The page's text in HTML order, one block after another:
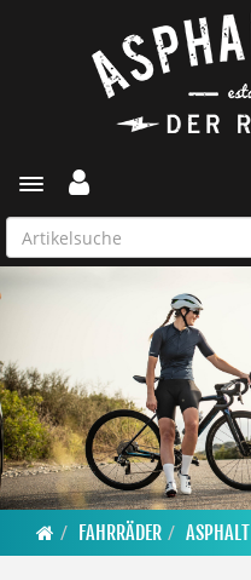
Toggle navigation
FAHRRÄDER ASPHALT